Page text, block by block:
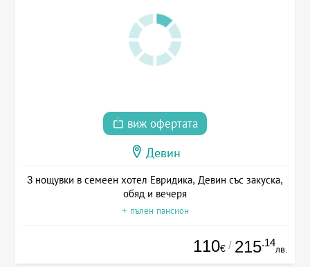
виж офертата
Девин
3 нощувки в семеен хотел Евридика, Девин със закуска,
обяд и вечеря
+ пълен пансион
110€ / 215.14
лв.